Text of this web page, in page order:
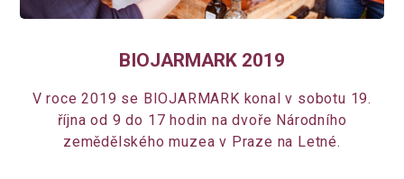
BIOJARMARK 2019
V roce 2019 se BIOJARMARK konal v sobotu 19.
října od 9 do 17 hodin na dvoře Národního
zemědělského muzea v Praze na Letné.